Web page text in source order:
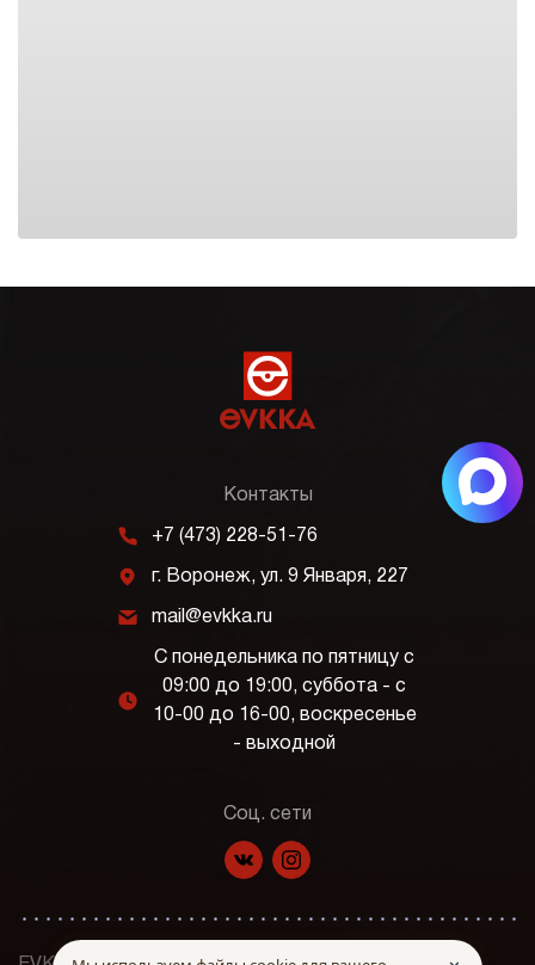
Контакты
m +7 (473) 228-51-76
j г. Воронеж, ул. 9 Января, 227
k mail@evkka.ru
l
С понедельника по пятницу с
09:00 до 19:00, суббота - с
10-00 до 16-00, воскресенье
- выходной
Соц. сети
f p